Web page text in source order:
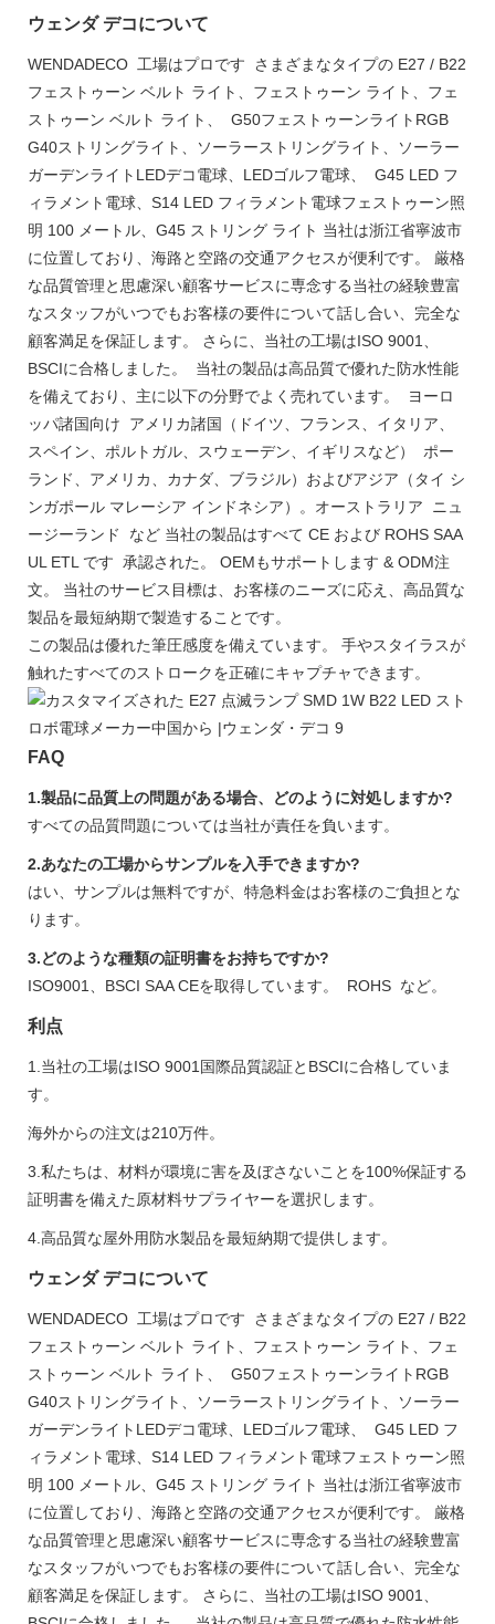
ウェンダ デコについて
WENDADECO 工場はプロです さまざまなタイプの E27 / B22
フェストゥーン ベルト ライト、フェストゥーン ライト、フェ
ストゥーン ベルト ライト、 G50フェストゥーンライトRGB
G40ストリングライト、ソーラーストリングライト、ソーラー
ガーデンライトLEDデコ電球、LEDゴルフ電球、 G45 LED フ
ィラメント電球、S14 LED フィラメント電球フェストゥーン照
明 100 メートル、G45 ストリング ライト 当社は浙江省寧波市
に位置しており、海路と空路の交通アクセスが便利です。 厳格
な品質管理と思慮深い顧客サービスに専念する当社の経験豊富
なスタッフがいつでもお客様の要件について話し合い、完全な
顧客満足を保証します。 さらに、当社の工場はISO 9001、
BSCIに合格しました。 当社の製品は高品質で優れた防水性能
を備えており、主に以下の分野でよく売れています。 ヨーロ
ッパ諸国向け アメリカ諸国（ドイツ、フランス、イタリア、
スペイン、ポルトガル、スウェーデン、イギリスなど） ポー
ランド、アメリカ、カナダ、ブラジル）およびアジア（タイ シ
ンガポール マレーシア インドネシア）。オーストラリア ニュ
ージーランド など 当社の製品はすべて CE および ROHS SAA
UL ETL です 承認された。 OEMもサポートします & ODM注
文。 当社のサービス目標は、お客様のニーズに応え、高品質な
製品を最短納期で製造することです。
この製品は優れた筆圧感度を備えています。 手やスタイラスが
触れたすべてのストロークを正確にキャプチャできます。
FAQ
1.製品に品​​質上の問題がある場合、どのように対処しますか?
すべての品質問題については当社が責任を負います。
2.あなたの工場からサンプルを入手できますか?
はい、サンプルは無料ですが、特急料金はお客様のご負担とな
ります。
3.どのような種類の証明書をお持ちですか?
ISO9001、BSCI SAA CEを取得しています。 ROHS など。
利点
1.当社の工場はISO 9001国際品質認証とBSCIに合格していま
す。
海外からの注文は210万件。
3.私たちは、材料が環境に害を及ぼさないことを100%保証する
証明書を備えた原材料サプライヤーを選択します。
4.高品質な屋外用防水製品を最短納期で提供します。
ウェンダ デコについて
WENDADECO 工場はプロです さまざまなタイプの E27 / B22
フェストゥーン ベルト ライト、フェストゥーン ライト、フェ
ストゥーン ベルト ライト、 G50フェストゥーンライトRGB
G40ストリングライト、ソーラーストリングライト、ソーラー
ガーデンライトLEDデコ電球、LEDゴルフ電球、 G45 LED フ
ィラメント電球、S14 LED フィラメント電球フェストゥーン照
明 100 メートル、G45 ストリング ライト 当社は浙江省寧波市
に位置しており、海路と空路の交通アクセスが便利です。 厳格
な品質管理と思慮深い顧客サービスに専念する当社の経験豊富
なスタッフがいつでもお客様の要件について話し合い、完全な
顧客満足を保証します。 さらに、当社の工場はISO 9001、